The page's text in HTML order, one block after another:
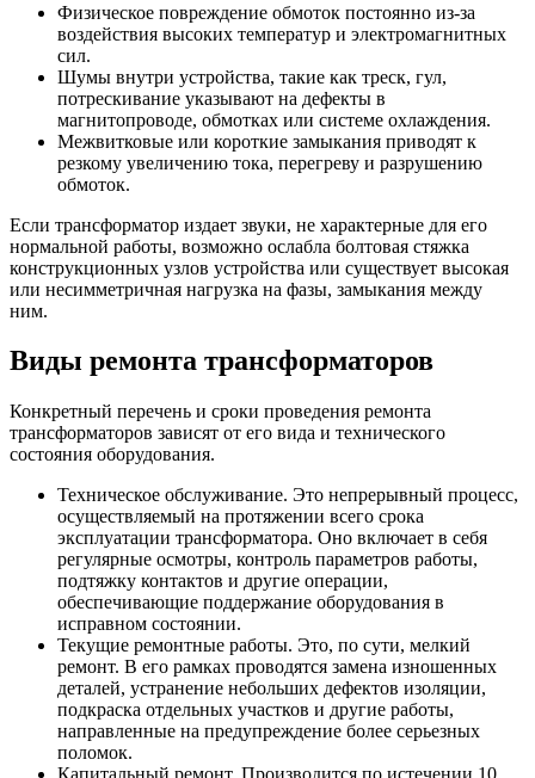
Физическое повреждение обмоток постоянно из-за
воздействия высоких температур и электромагнитных
сил.
Шумы внутри устройства, такие как треск, гул,
потрескивание указывают на дефекты в
магнитопроводе, обмотках или системе охлаждения.
Межвитковые или короткие замыкания приводят к
резкому увеличению тока, перегреву и разрушению
обмоток.
Если трансформатор издает звуки, не характерные для его
нормальной работы, возможно ослабла болтовая стяжка
конструкционных узлов устройства или существует высокая
или несимметричная нагрузка на фазы, замыкания между
ним.
Виды ремонта трансформаторов
Конкретный перечень и сроки проведения ремонта
трансформаторов зависят от его вида и технического
состояния оборудования.
Техническое обслуживание. Это непрерывный процесс,
осуществляемый на протяжении всего срока
эксплуатации трансформатора. Оно включает в себя
регулярные осмотры, контроль параметров работы,
подтяжку контактов и другие операции,
обеспечивающие поддержание оборудования в
исправном состоянии.
Текущие ремонтные работы. Это, по сути, мелкий
ремонт. В его рамках проводятся замена изношенных
деталей, устранение небольших дефектов изоляции,
подкраска отдельных участков и другие работы,
направленные на предупреждение более серьезных
поломок.